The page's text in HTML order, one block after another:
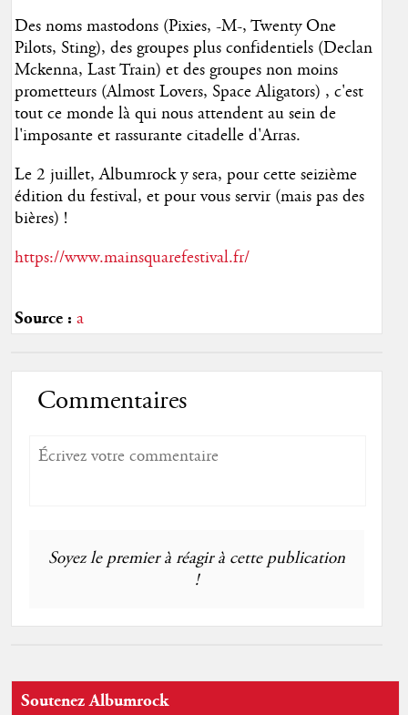
Des noms mastodons (Pixies, -M-, Twenty One
Pilots, Sting), des groupes plus confidentiels (Declan
Mckenna, Last Train) et des groupes non moins
prometteurs (Almost Lovers, Space Aligators) , c'est
tout ce monde là qui nous attendent au sein de
l'imposante et rassurante citadelle d'Arras.
Le 2 juillet, Albumrock y sera, pour cette seizième
édition du festival, et pour vous servir (mais pas des
bières) !
https://www.mainsquarefestival.fr/
Source : a
Commentaires
Soyez le premier à réagir à cette publication
!
Soutenez Albumrock